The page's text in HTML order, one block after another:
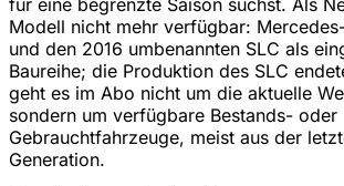
Modell nicht mehr verfügbar:
und den 2016 umbenannten SLC als
Baureihe; die Produktion des SLC
geht es im Abo nicht um die aktuelle
sondern um verfügbare Bestands- oder
Gebrauchtfahrzeuge, meist aus der
Generation.